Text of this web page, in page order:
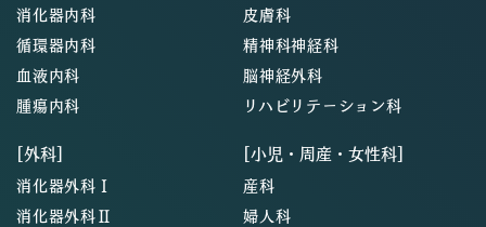
消化器内科
循環器内科
血液内科
腫瘍内科
[外科]
消化器外科Ⅰ
消化器外科Ⅱ
皮膚科
精神科神経科
脳神経外科
リハビリテーション科
[小児・周産・女性科]
産科
婦人科